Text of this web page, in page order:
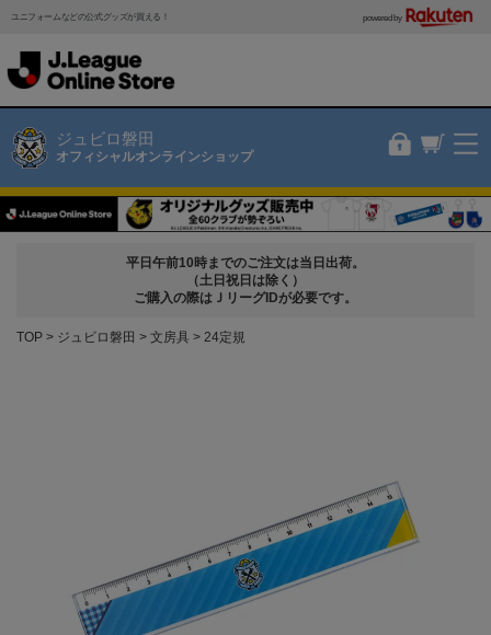
ユニフォームなどの公式グッズが買える！ powered by
ジュビロ磐田
オフィシャルオンラインショップ
平日午前10時までのご注文は当日出荷。
（土日祝日は除く）
ご購入の際はＪリーグIDが必要です。
TOP ジュビロ磐田 文房具 24定規